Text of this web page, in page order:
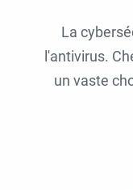
La
l'antivirus.
un vaste